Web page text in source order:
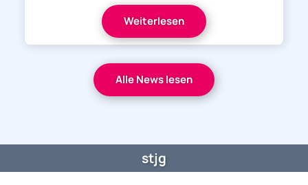
Weiterlesen
Alle News lesen
stjg